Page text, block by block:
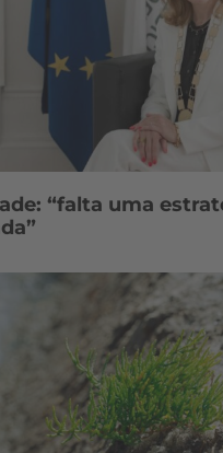
“falta uma